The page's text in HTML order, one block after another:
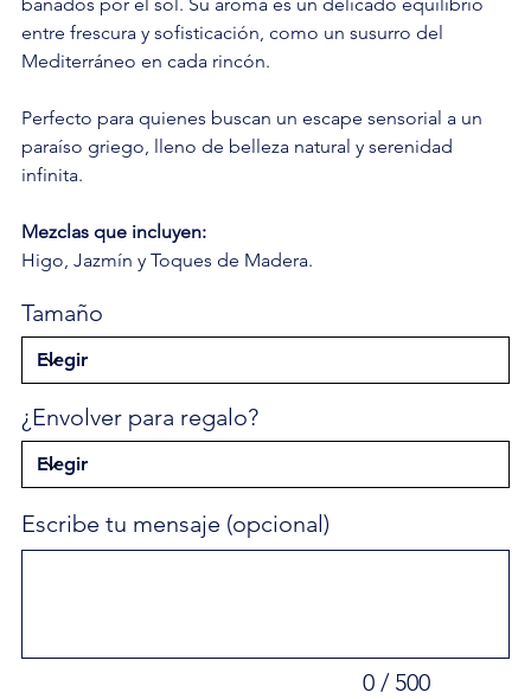
entre frescura y sofisticación, como un susurro del
Mediterráneo en cada rincón.
Perfecto para quienes buscan un escape sensorial a un
paraíso griego, lleno de belleza natural y serenidad
infinita.
Mezclas que incluyen:
Higo, Jazmín y Toques de Madera.
Tamaño
¿Envolver para regalo?
Escribe tu mensaje (opcional)
0 / 500